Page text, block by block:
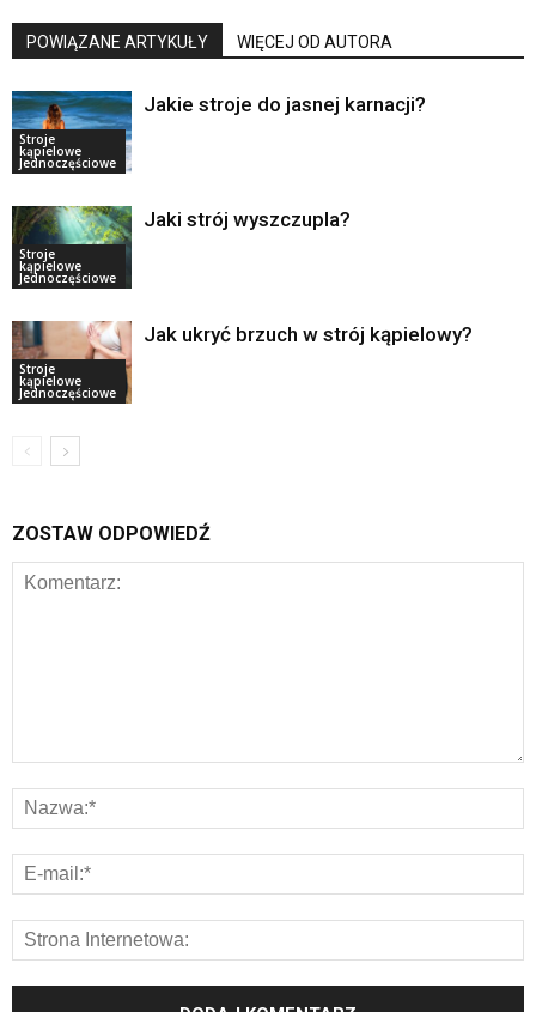
POWIĄZANE ARTYKUŁY WIĘCEJ OD AUTORA
Stroje
kąpielowe
Jednoczęściowe
Jakie stroje do jasnej karnacji?
Stroje
kąpielowe
Jednoczęściowe
Jaki strój wyszczupla?
Stroje
kąpielowe
Jednoczęściowe
Jak ukryć brzuch w strój kąpielowy?
ZOSTAW ODPOWIEDŹ